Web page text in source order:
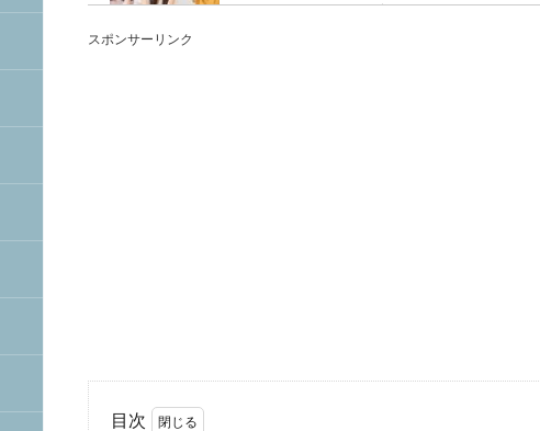
主婦はニートと一緒だ！こん
スポンサーリンク
目次